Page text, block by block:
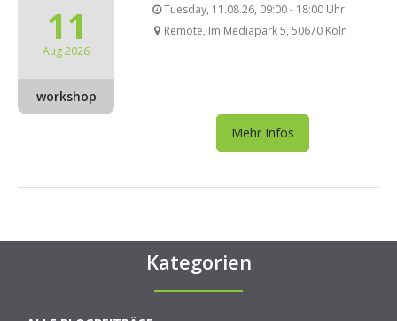
11
Aug 2026
workshop
Tuesday, 11.08.26, 09:00 - 18:00 Uhr
Remote, Im Mediapark 5, 50670 Köln
Mehr Infos
Kategorien